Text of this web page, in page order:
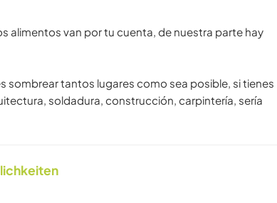
alimentos van por tu cuenta, de nuestra parte hay
sombrear tantos lugares como sea posible, si tienes
soldadura, construcción, carpintería, sería